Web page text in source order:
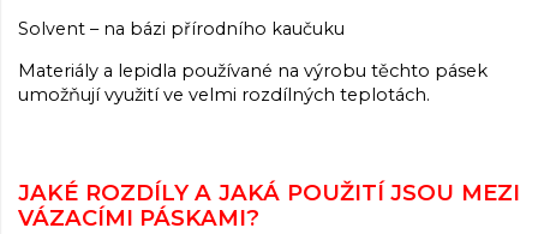
Solvent – na bázi přírodního kaučuku
Materiály a lepidla používané na výrobu těchto pásek
umožňují využití ve velmi rozdílných teplotách.
JAKÉ ROZDÍLY A JAKÁ POUŽITÍ JSOU MEZI
VÁZACÍMI PÁSKAMI?